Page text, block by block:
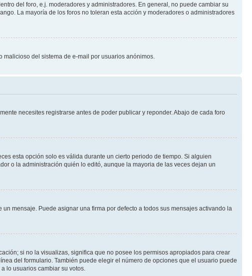
del foro, e.j. moderadores y administradores. En general, no puede cambiar su
La mayoría de los foros no toleran esta acción y moderadores o administradores
del sistema de e-mail por usuarios anónimos.
necesites registrarse antes de poder publicar y reponder. Abajo de cada foro
esta opción solo es válida durante un cierto periodo de tiempo. Si alguien
o la administración quién lo editó, aunque la mayoria de las veces dejan un
un mensaje. Puede asignar una firma por defecto a todos sus mensajes activando la
si no la visualizas, significa que no posee los permisos apropiados para crear
del formulario. También puede elegir el número de opciones que el usuario puede
lo usuarios cambiar su votos.